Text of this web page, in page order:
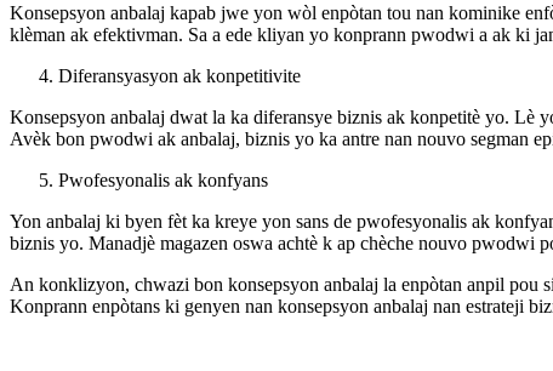
Konsepsyon anbalaj kapab jwe yon wòl enpòtan tou nan kominike
klèman ak efektivman. Sa a ede kliyan yo konprann pwodwi a ak ki
Diferansyasyon ak konpetitivite
Konsepsyon anbalaj dwat la ka diferansye biznis ak konpetitè yo.
Avèk bon pwodwi ak anbalaj, biznis yo ka antre nan nouvo segman
Pwofesyonalis ak konfyans
Yon anbalaj ki byen fèt ka kreye yon sans de pwofesyonalis ak
biznis yo. Manadjè magazen oswa achtè k ap chèche nouvo pwodwi
An konklizyon, chwazi bon konsepsyon anbalaj la enpòtan anpil pou
Konprann enpòtans ki genyen nan konsepsyon anbalaj nan estrateji